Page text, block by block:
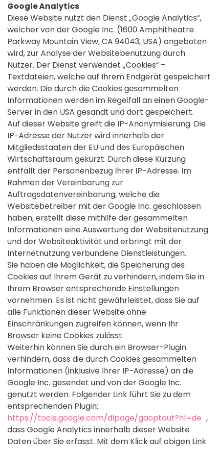
Google Analytics
Diese Website nutzt den Dienst „Google Analytics“,
welcher von der Google Inc. (1600 Amphitheatre
Parkway Mountain View, CA 94043, USA) angeboten
wird, zur Analyse der Websitebenutzung durch
Nutzer. Der Dienst verwendet „Cookies“ –
Textdateien, welche auf Ihrem Endgerät gespeichert
werden. Die durch die Cookies gesammelten
Informationen werden im Regelfall an einen Google-
Server in den USA gesandt und dort gespeichert.
Auf dieser Website greift die IP-Anonymisierung. Die
IP-Adresse der Nutzer wird innerhalb der
Mitgliedsstaaten der EU und des Europäischen
Wirtschaftsraum gekürzt. Durch diese Kürzung
entfällt der Personenbezug Ihrer IP-Adresse. Im
Rahmen der Vereinbarung zur
Auftragsdatenvereinbarung, welche die
Websitebetreiber mit der Google Inc. geschlossen
haben, erstellt diese mithilfe der gesammelten
Informationen eine Auswertung der Websitenutzung
und der Websiteaktivität und erbringt mit der
Internetnutzung verbundene Dienstleistungen.
Sie haben die Möglichkeit, die Speicherung des
Cookies auf Ihrem Gerät zu verhindern, indem Sie in
Ihrem Browser entsprechende Einstellungen
vornehmen. Es ist nicht gewährleistet, dass Sie auf
alle Funktionen dieser Website ohne
Einschränkungen zugreifen können, wenn Ihr
Browser keine Cookies zulässt.
Weiterhin können Sie durch ein Browser-Plugin
verhindern, dass die durch Cookies gesammelten
Informationen (inklusive Ihrer IP-Adresse) an die
Google Inc. gesendet und von der Google Inc.
genutzt werden. Folgender Link führt Sie zu dem
entsprechenden Plugin:
https://tools.google.com/dlpage/gaoptout?hl=de ,
dass Google Analytics innerhalb dieser Website
Daten über Sie erfasst. Mit dem Klick auf obigen Link